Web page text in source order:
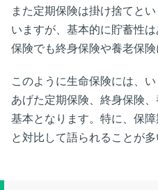
6-2. 保障される年齢の上
6-3. 契約できる保険期間
6-4. 更新後の保険料
8.まとめ：定期保険とは、
また定期保険は掛け捨てと
いますが、基本的に貯蓄性
保険でも終身保険や養老保険
このように生命保険には、
あげた定期保険、終身保険
基本となります。特に、保
と対比して語られることが多